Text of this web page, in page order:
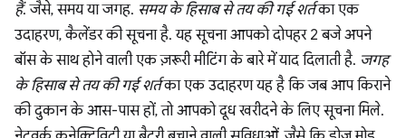
हैं. जैसे, समय या जगह. समय के हिसाब से तय की गई शर्तका एक
उदाहरण, कैलेंडर की सूचना है. यह सूचना आपको दोपहर 2 बजे अपने
बॉस के साथ होने वाली एक ज़रूरी मीटिंग के बारे में याद दिलाती है. जगह
के हिसाब से तय की गई शर्तका एक उदाहरण यह है कि जब आप किराने
की दुकान के आस-पास हों, तो आपको दूध खरीदने के लिए सूचना मिले.